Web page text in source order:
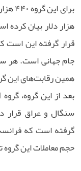
هزار دلار بیان
قرار گرفته این
جام جهانی است. هر
همین رقابت‌های این
سنگال و عراق قرار
گرفته است که
حجم معاملات این گروه تا روز